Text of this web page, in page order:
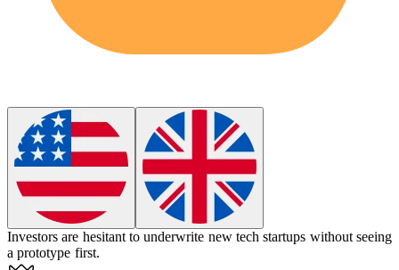
Investors are hesitant tounderwrite new tech startups without seeing
a prototype first.